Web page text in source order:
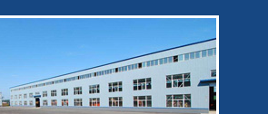
支座 网架钢铰支座